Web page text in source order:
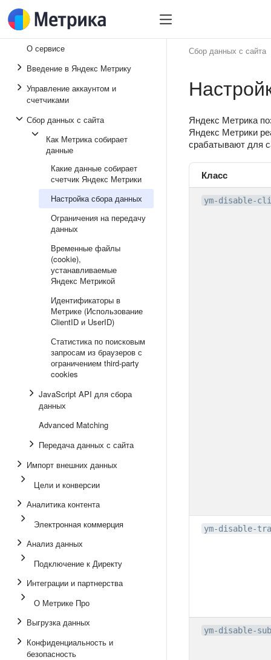
О сервисе
Введение в Яндекс Метрику
Управление аккаунтом и
счетчиками
Сбор данных с сайта
Как Метрика собирает
данные
Какие данные собирает
счетчик Яндекс Метрики
Настройка сбора данных
Ограничения на передачу
данных
Временные файлы
(cookie),
устанавливаемые
Яндекс Метрикой
Идентификаторы в
Метрике (Использование
ClientID и UserID)
Статистика по поисковым
запросам из браузеров с
ограничением third-party
cookies
JavaScript API для сбора
данных
Advanced Matching
Передача данных с сайта
Импорт внешних данных
Цели и конверсии
Аналитика контента
Электронная коммерция
Анализ данных
Подключение к Директу
Интеграции и партнерства
О Метрике Про
Выгрузка данных
Конфиденциальность и
безопасность
Сбор данных с сайта
Яндекс Метрика
Яндекс Метрики
срабатывают для
Класс
ym-disable-
ym-disable-
ym-disable-